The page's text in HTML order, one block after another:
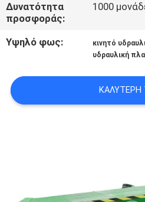
ΕΙΔΉΣΕΙΣ
ΜΙΑ
ΠΡΟΣΦΟΡΆ
ΑΠΟΡΡΉΤΟΥ
Δυνατότητα
προσφοράς:
1000
Υψηλό φως: κινητό
υδραυλική
ΚΑΛΎΤΕΡΗ